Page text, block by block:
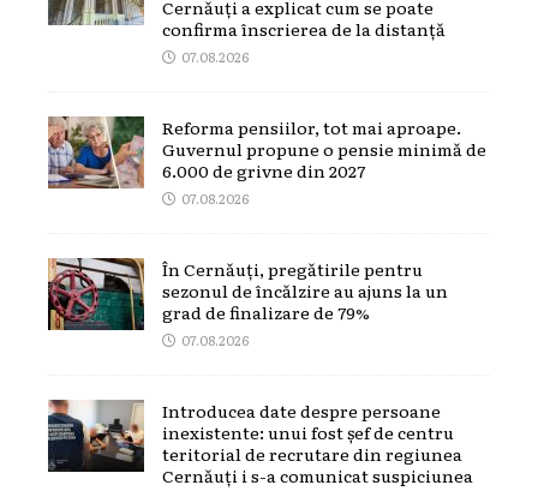
Cernăuți a explicat cum se poate
confirma înscrierea de la distanță
07.08.2026
Reforma pensiilor, tot mai aproape.
Guvernul propune o pensie minimă de
6.000 de grivne din 2027
07.08.2026
În Cernăuți, pregătirile pentru
sezonul de încălzire au ajuns la un
grad de finalizare de 79%
07.08.2026
Introducea date despre persoane
inexistente: unui fost șef de centru
teritorial de recrutare din regiunea
Cernăuți i s-a comunicat suspiciunea